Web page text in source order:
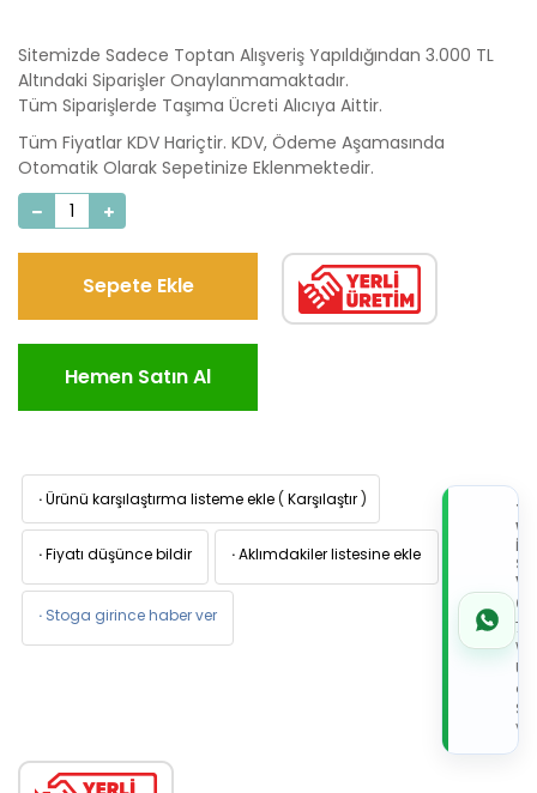
Sitemizde Sadece Toptan Alışveriş Yapıldığından 3.000 TL
Altındaki Siparişler Onaylanmamaktadır.
Tüm Siparişlerde Taşıma Ücreti Alıcıya Aittir.
Tüm Fiyatlar KDV Hariçtir. KDV, Ödeme Aşamasında
Otomatik Olarak Sepetinize Eklenmektedir.
Sepete Ekle
Hemen Satın Al
·Ürünü karşılaştırma listeme ekle ( Karşılaştır )
·Fiyatı düşünce bildir ·Aklımdakiler listesine ekle
· Stoga girince haber ver
İLE
de